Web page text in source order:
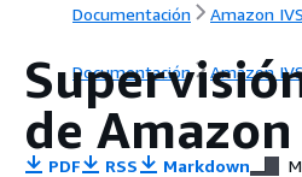
Documentación Amazon IVS
Documentación Amazon
de Amazon
PDF RSS Markdown